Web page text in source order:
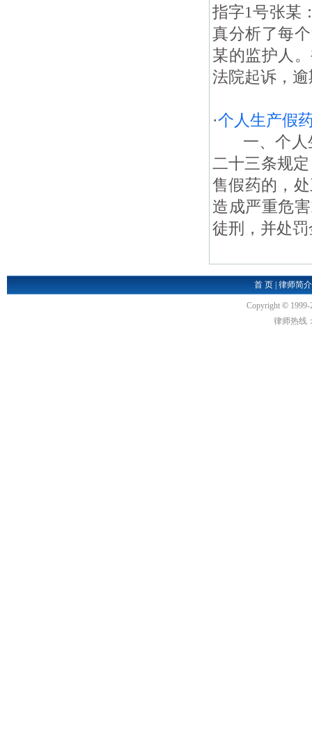
指字1号张某
真分析了每
某的监护人
法院起诉，
·个人生产假
一、个人生
二十三条规
售假药的，
造成严重危
徒刑，并处
首 页| 律师简介
Copyright ©
律师热线